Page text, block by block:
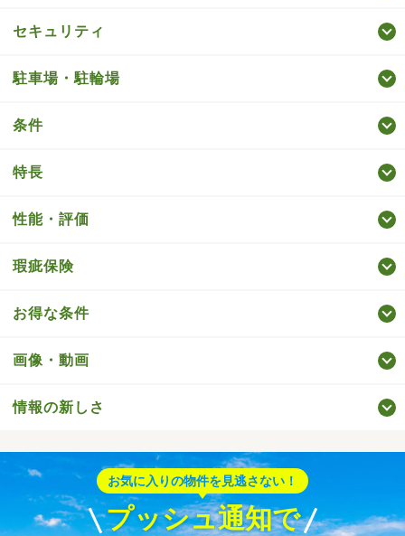
セキュリティ
駐車場・駐輪場
条件
特長
性能・評価
瑕疵保険
お得な条件
画像・動画
情報の新しさ
お気に入りの物件を見逃さない！
プッシュ通知で